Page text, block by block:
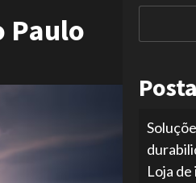
Paulo
Loja